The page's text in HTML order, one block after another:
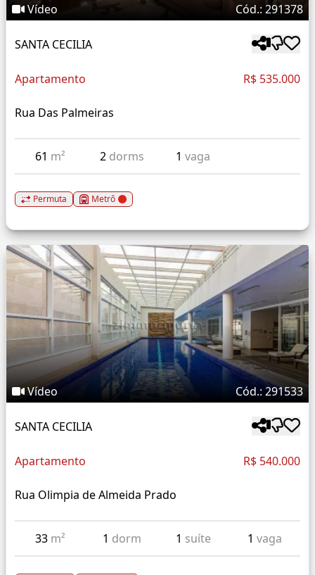
Vídeo Cód.: 291378
SANTA CECILIA
Apartamento R$ 535.000
Rua Das Palmeiras
61 m² 2 dorms 1vaga
Permuta Metrô
Vídeo Cód.: 291533
SANTA CECILIA
Apartamento R$ 540.000
Rua Olimpia de Almeida Prado
33 m² 1 dorm 1 suíte 1 vaga